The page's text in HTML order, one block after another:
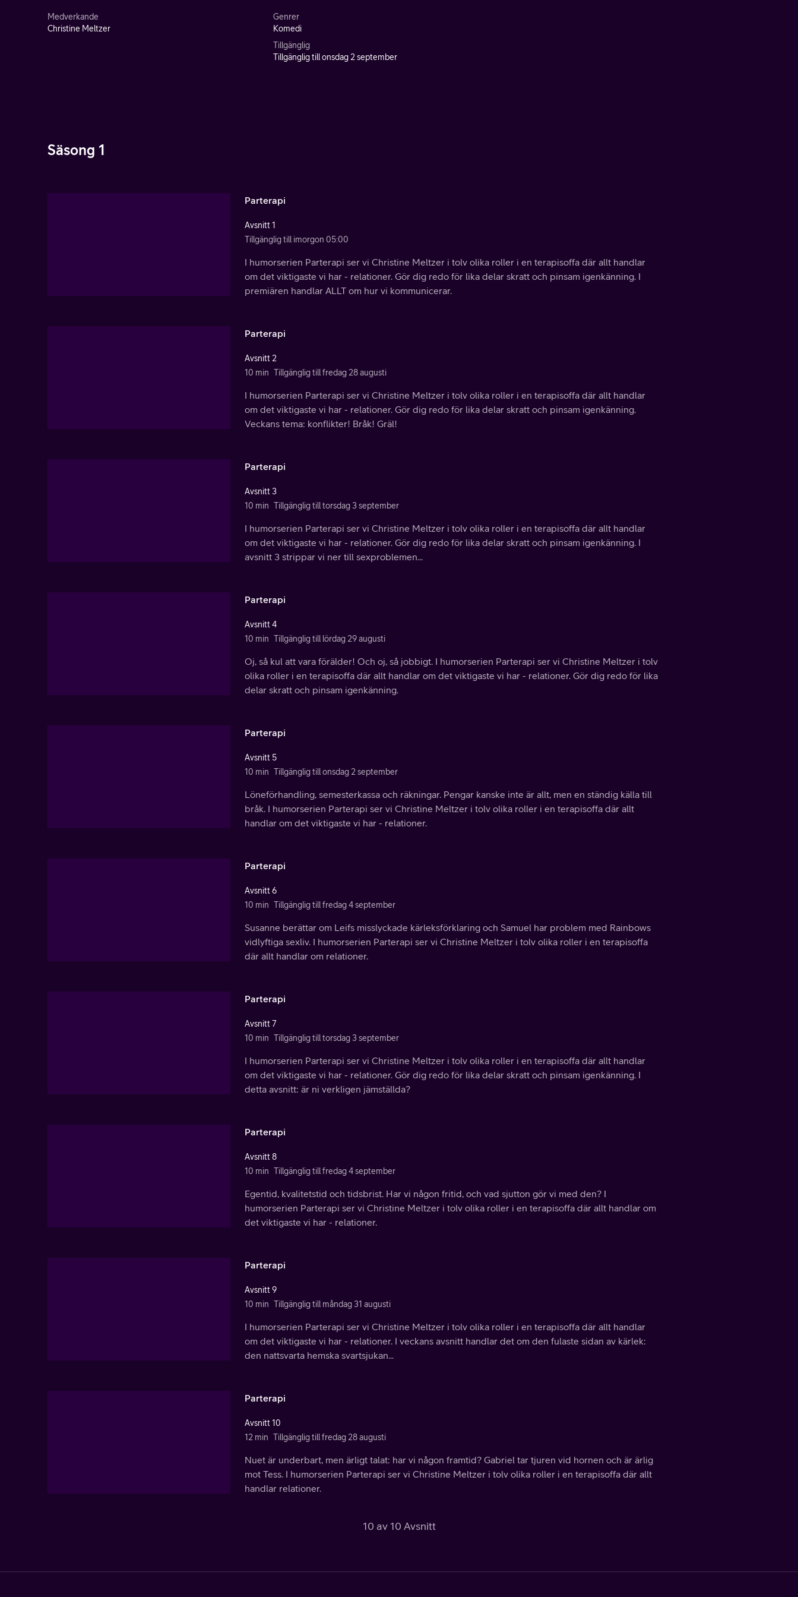
Medverkande
Christine Meltzer
Genrer
Komedi
Tillgänglig
Tillgänglig till onsdag 2 september
Säsong 1
Parterapi
Avsnitt 1
Tillgänglig till imorgon 05:00
I humorserien Parterapi ser vi Christine Meltzer i tolv olika roller i en terapisoffa där allt handlar
om det viktigaste vi har - relationer. Gör dig redo för lika delar skratt och pinsam igenkänning. I
premiären handlar ALLT om hur vi kommunicerar.
Parterapi
Avsnitt 2
10 min Tillgänglig till fredag 28 augusti
I humorserien Parterapi ser vi Christine Meltzer i tolv olika roller i en terapisoffa där allt handlar
om det viktigaste vi har - relationer. Gör dig redo för lika delar skratt och pinsam igenkänning.
Veckans tema: konflikter! Bråk! Gräl!
Parterapi
Avsnitt 3
10 min Tillgänglig till torsdag 3 september
I humorserien Parterapi ser vi Christine Meltzer i tolv olika roller i en terapisoffa där allt handlar
om det viktigaste vi har - relationer. Gör dig redo för lika delar skratt och pinsam igenkänning. I
avsnitt 3 strippar vi ner till sexproblemen...
Parterapi
Avsnitt 4
10 min Tillgänglig till lördag 29 augusti
Oj, så kul att vara förälder! Och oj, så jobbigt. I humorserien Parterapi ser vi Christine Meltzer i tolv
olika roller i en terapisoffa där allt handlar om det viktigaste vi har - relationer. Gör dig redo för lika
delar skratt och pinsam igenkänning.
Parterapi
Avsnitt 5
10 min Tillgänglig till onsdag 2 september
Löneförhandling, semesterkassa och räkningar. Pengar kanske inte är allt, men en ständig källa till
bråk. I humorserien Parterapi ser vi Christine Meltzer i tolv olika roller i en terapisoffa där allt
handlar om det viktigaste vi har - relationer.
Parterapi
Avsnitt 6
10 min Tillgänglig till fredag 4 september
Susanne berättar om Leifs misslyckade kärleksförklaring och Samuel har problem med Rainbows
vidlyftiga sexliv. I humorserien Parterapi ser vi Christine Meltzer i tolv olika roller i en terapisoffa
där allt handlar om relationer.
Parterapi
Avsnitt 7
10 min Tillgänglig till torsdag 3 september
I humorserien Parterapi ser vi Christine Meltzer i tolv olika roller i en terapisoffa där allt handlar
om det viktigaste vi har - relationer. Gör dig redo för lika delar skratt och pinsam igenkänning. I
detta avsnitt: är ni verkligen jämställda?
Parterapi
Avsnitt 8
10 min Tillgänglig till fredag 4 september
Egentid, kvalitetstid och tidsbrist. Har vi någon fritid, och vad sjutton gör vi med den? I
humorserien Parterapi ser vi Christine Meltzer i tolv olika roller i en terapisoffa där allt handlar om
det viktigaste vi har - relationer.
Parterapi
Avsnitt 9
10 min Tillgänglig till måndag 31 augusti
I humorserien Parterapi ser vi Christine Meltzer i tolv olika roller i en terapisoffa där allt handlar
om det viktigaste vi har - relationer. I veckans avsnitt handlar det om den fulaste sidan av kärlek:
den nattsvarta hemska svartsjukan...
Parterapi
Avsnitt 10
12 min Tillgänglig till fredag 28 augusti
Nuet är underbart, men ärligt talat: har vi någon framtid? Gabriel tar tjuren vid hornen och är ärlig
mot Tess. I humorserien Parterapi ser vi Christine Meltzer i tolv olika roller i en terapisoffa där allt
handlar relationer.
10 av 10 Avsnitt